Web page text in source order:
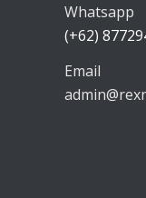
Whatsapp
(+62)
Email